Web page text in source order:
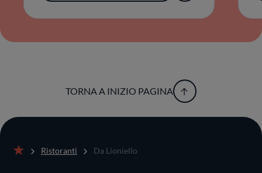
TORNA A INIZIO PAGINA
Ristoranti Da Lioniello